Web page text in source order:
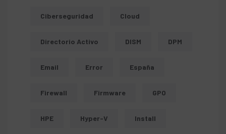
Ciberseguridad Cloud
Directorio Activo DISM DPM
Email Error España
Firewall Firmware GPO
HPE Hyper-V Install